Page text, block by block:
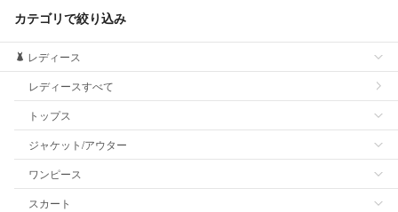
カテゴリで絞り込み
レディース
レディースすべて
トップス
ジャケット/アウター
ワンピース
スカート